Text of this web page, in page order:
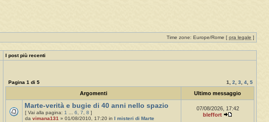
Time zone: Europe/Rome [ ora legale ]
I post più recenti
Pagina 1 di 5 1, 2, 3, 4, 5
Argomenti Ultimo messaggio
Marte-verità e bugie di 40 anni nello spazio
[ Vai alla pagina: 1 ... 6, 7, 8 ]
da vimana131 » 01/08/2010, 17:20 in I misteri di Marte
07/08/2026, 17:42
bleffort